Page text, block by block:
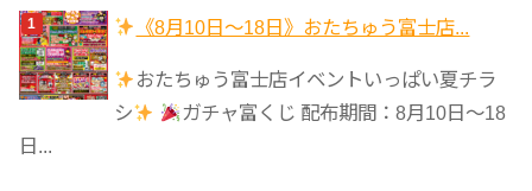
ゴ
リ
ー
《8月10日～18日》おたちゅう富士店...
おたちゅう富士店イベントいっぱい夏チラ
シ
ガチャ富くじ 配布期間：8月10日～18
日...